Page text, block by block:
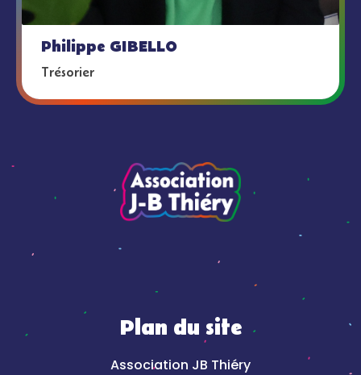
Philippe GIBELLO
Trésorier
Plan du site
Association JB Thiéry